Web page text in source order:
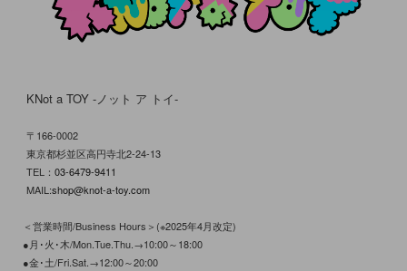
KNot a TOY -ノット ア トイ-
〒166-0002
東京都杉並区高円寺北2-24-13
TEL： 03-6479-9411
MAIL:shop@knot-a-toy.com
＜営業時間/Business Hours＞(※2025年4月改定)
●月･火･木/Mon.Tue.Thu.→10:00～18:00
●金･土/Fri.Sat.→12:00～20:00